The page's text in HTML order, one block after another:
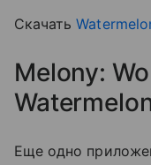
Скачать
Melony:
Еще одно